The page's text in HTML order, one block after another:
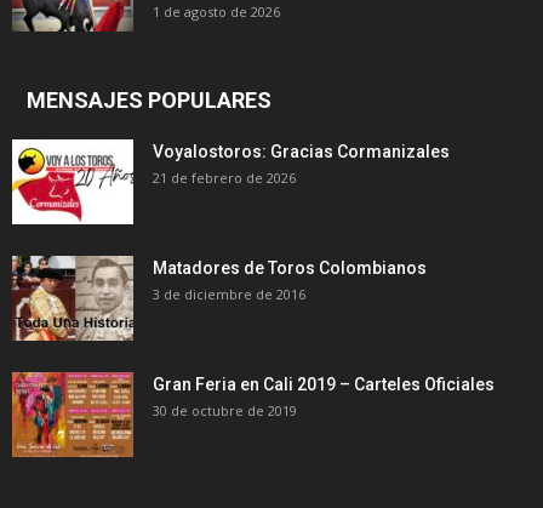
1 de agosto de 2026
MENSAJES POPULARES
Voyalostoros: Gracias Cormanizales
21 de febrero de 2026
Matadores de Toros Colombianos
3 de diciembre de 2016
Gran Feria en Cali 2019 – Carteles Oficiales
30 de octubre de 2019